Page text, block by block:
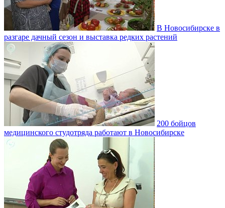
В Новосибирске в
разгаре дачный сезон и выставка редких растений
200 бойцов
медицинского студотряда работают в Новосибирске